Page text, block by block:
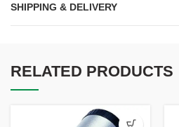
SHIPPING & DELIVERY
RELATED PRODUCTS